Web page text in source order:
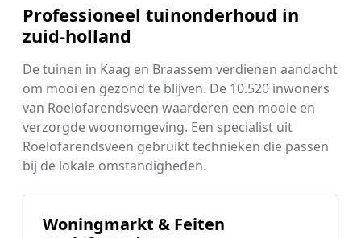
Professioneel tuinonderhoud in
zuid-holland
De tuinen in Kaag en Braassem verdienen aandacht
om mooi en gezond te blijven. De 10.520 inwoners
van Roelofarendsveen waarderen een mooie en
verzorgde woonomgeving. Een specialist uit
Roelofarendsveen gebruikt technieken die passen
bij de lokale omstandigheden.
Woningmarkt & Feiten